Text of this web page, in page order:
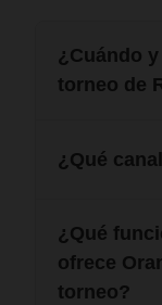
¿Cuándo
torneo de
El torneo se
¿Qué
Los partidos
Eurosport 1
y,
¿Qué
ofrece
torneo?